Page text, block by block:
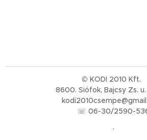
© KODI 2010 Kft.
8600. Siófok, Bajcsy Zs.
☏ 06-30/2590-
.